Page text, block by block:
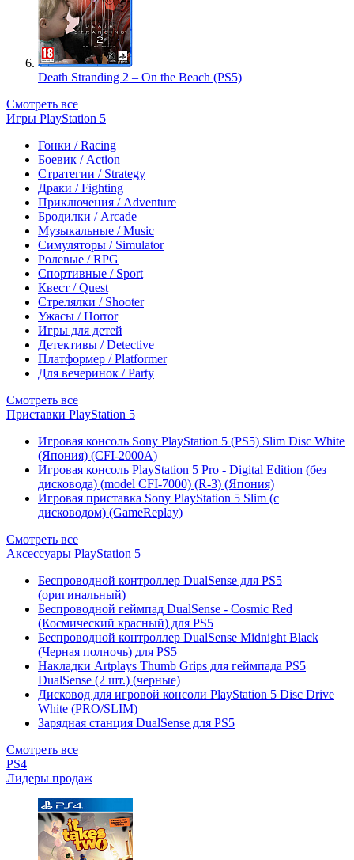
Death Stranding 2 – On the Beach (PS5)
Смотреть все
Игры PlayStation 5
Гонки / Racing
Боевик / Action
Стратегии / Strategy
Драки / Fighting
Приключения / Adventure
Бродилки / Arcade
Музыкальные / Music
Симуляторы / Simulator
Ролевые / RPG
Спортивные / Sport
Квест / Quest
Стрелялки / Shooter
Ужасы / Horror
Игры для детей
Детективы / Detective
Платформер / Platformer
Для вечеринок / Party
Смотреть все
Приставки PlayStation 5
Игровая консоль Sony PlayStation 5 (PS5) Slim Disc White
(Япония) (CFI-2000A)
Игровая консоль PlayStation 5 Pro - Digital Edition (без
дисковода) (model CFI-7000) (R-3) (Япония)
Игровая приставка Sony PlayStation 5 Slim (с
дисководом) (GameReplay)
Смотреть все
Аксессуары PlayStation 5
Беспроводной контроллер DualSense для PS5
(оригинальный)
Беспроводной геймпад DualSense - Cosmic Red
(Космический красный) для PS5
Беспроводной контроллер DualSense Midnight Black
(Черная полночь) для PS5
Накладки Artplays Thumb Grips для геймпада PS5
DualSense (2 шт.) (черные)
Дисковод для игровой консоли PlayStation 5 Disc Drive
White (PRO/SLIM)
Зарядная станция DualSense для PS5
Смотреть все
PS4
Лидеры продаж